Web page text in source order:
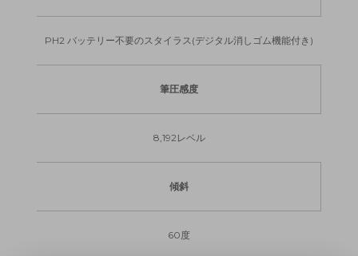
PH2 バッテリー不要のスタイラス(デジタル消しゴム機能付き)
筆圧感度
8,192レベル
傾斜
60度